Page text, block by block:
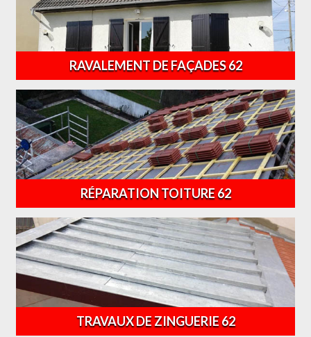
RAVALEMENT DE FAÇADES 62
RÉPARATION TOITURE 62
TRAVAUX DE ZINGUERIE 62